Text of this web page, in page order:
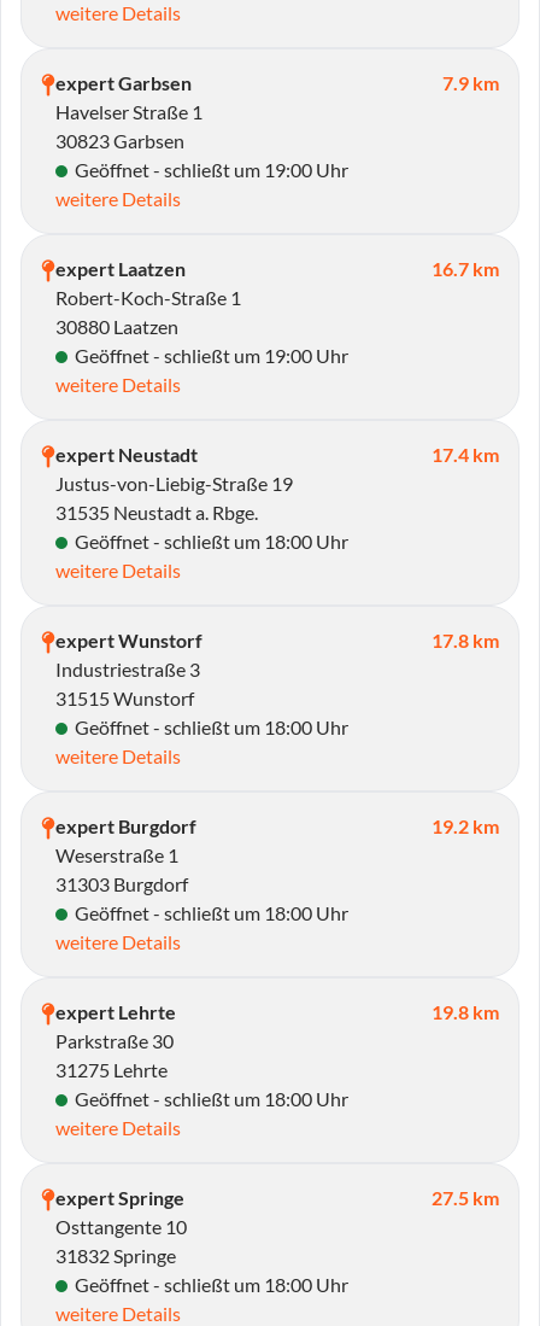
weitere Details
expert Garbsen
7.9 km
Havelser Straße 1
30823 Garbsen
Geöffnet - schließt um 19:00 Uhr
weitere Details
expert Laatzen
16.7 km
Robert-Koch-Straße 1
30880 Laatzen
Geöffnet - schließt um 19:00 Uhr
weitere Details
expert Neustadt
17.4 km
Justus-von-Liebig-Straße 19
31535 Neustadt a. Rbge.
Geöffnet - schließt um 18:00 Uhr
weitere Details
expert Wunstorf
17.8 km
Industriestraße 3
31515 Wunstorf
Geöffnet - schließt um 18:00 Uhr
weitere Details
expert Burgdorf
19.2 km
Weserstraße 1
31303 Burgdorf
Geöffnet - schließt um 18:00 Uhr
weitere Details
expert Lehrte
19.8 km
Parkstraße 30
31275 Lehrte
Geöffnet - schließt um 18:00 Uhr
weitere Details
expert Springe
27.5 km
Osttangente 10
31832 Springe
Geöffnet - schließt um 18:00 Uhr
weitere Details